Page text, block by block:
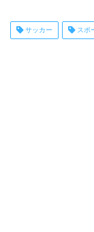
サッカー スポ